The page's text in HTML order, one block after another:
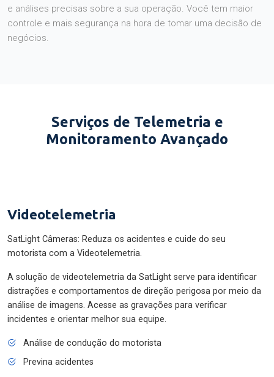
e análises precisas sobre a sua operação. Você tem maior
controle e mais segurança na hora de tomar uma decisão de
negócios.
Serviços de Telemetria e
Monitoramento Avançado
Videotelemetria
SatLight Câmeras: Reduza os acidentes e cuide do seu
motorista com a Videotelemetria.
A solução de videotelemetria da SatLight serve para identificar
distrações e comportamentos de direção perigosa por meio da
análise de imagens. Acesse as gravações para verificar
incidentes e orientar melhor sua equipe.
Análise de condução do motorista
Previna acidentes